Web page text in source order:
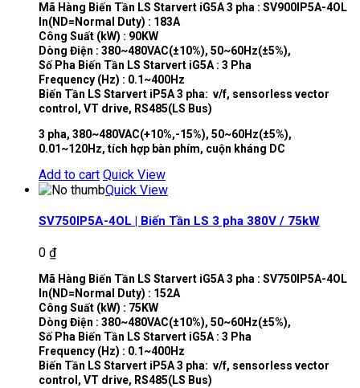
Mã Hàng Biến Tần LS Starvert iG5A 3 pha : SV900IP5A-4OL
In(ND=Normal Duty) : 183A
Công Suất (kW) : 90KW
Dòng Điện : 380~480VAC(±10%), 50~60Hz(±5%),
Số Pha Biến Tần LS Starvert iG5A : 3 Pha
Frequency (Hz) : 0.1~400Hz
Biến Tần LS Starvert iP5A 3 pha: v/f, sensorless vector
control, VT drive, RS485(LS Bus)
3 pha, 380~480VAC(+10%,-15%), 50~60Hz(±5%),
0.01~120Hz, tích hợp bàn phím, cuộn kháng DC
Add to cart Quick View
Quick View
SV750IP5A-4OL | Biến Tần LS 3 pha 380V / 75kW
0 ₫
Mã Hàng Biến Tần LS Starvert iG5A 3 pha : SV750IP5A-4OL
In(ND=Normal Duty) : 152A
Công Suất (kW) : 75KW
Dòng Điện : 380~480VAC(±10%), 50~60Hz(±5%),
Số Pha Biến Tần LS Starvert iG5A : 3 Pha
Frequency (Hz) : 0.1~400Hz
Biến Tần LS Starvert iP5A 3 pha: v/f, sensorless vector
control, VT drive, RS485(LS Bus)